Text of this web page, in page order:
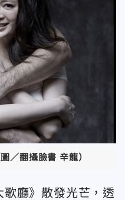
／翻攝臉書 辛龍）
廳》散發光芒，透